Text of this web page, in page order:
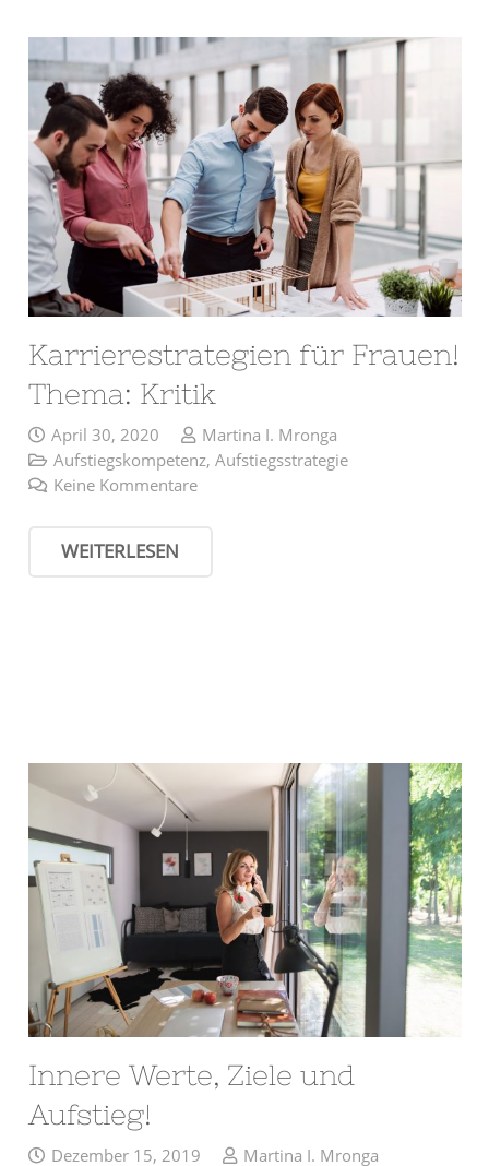
Karrierestrategien für Frauen!
Thema: Kritik
April 30, 2020
Martina I. Mronga
Aufstiegskompetenz, Aufstiegsstrategie
Keine Kommentare
WEITERLESEN
Innere Werte, Ziele und
Aufstieg!
Dezember 15, 2019
Martina I. Mronga